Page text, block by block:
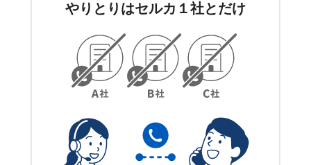
やりとりはセルカ１社とだけ